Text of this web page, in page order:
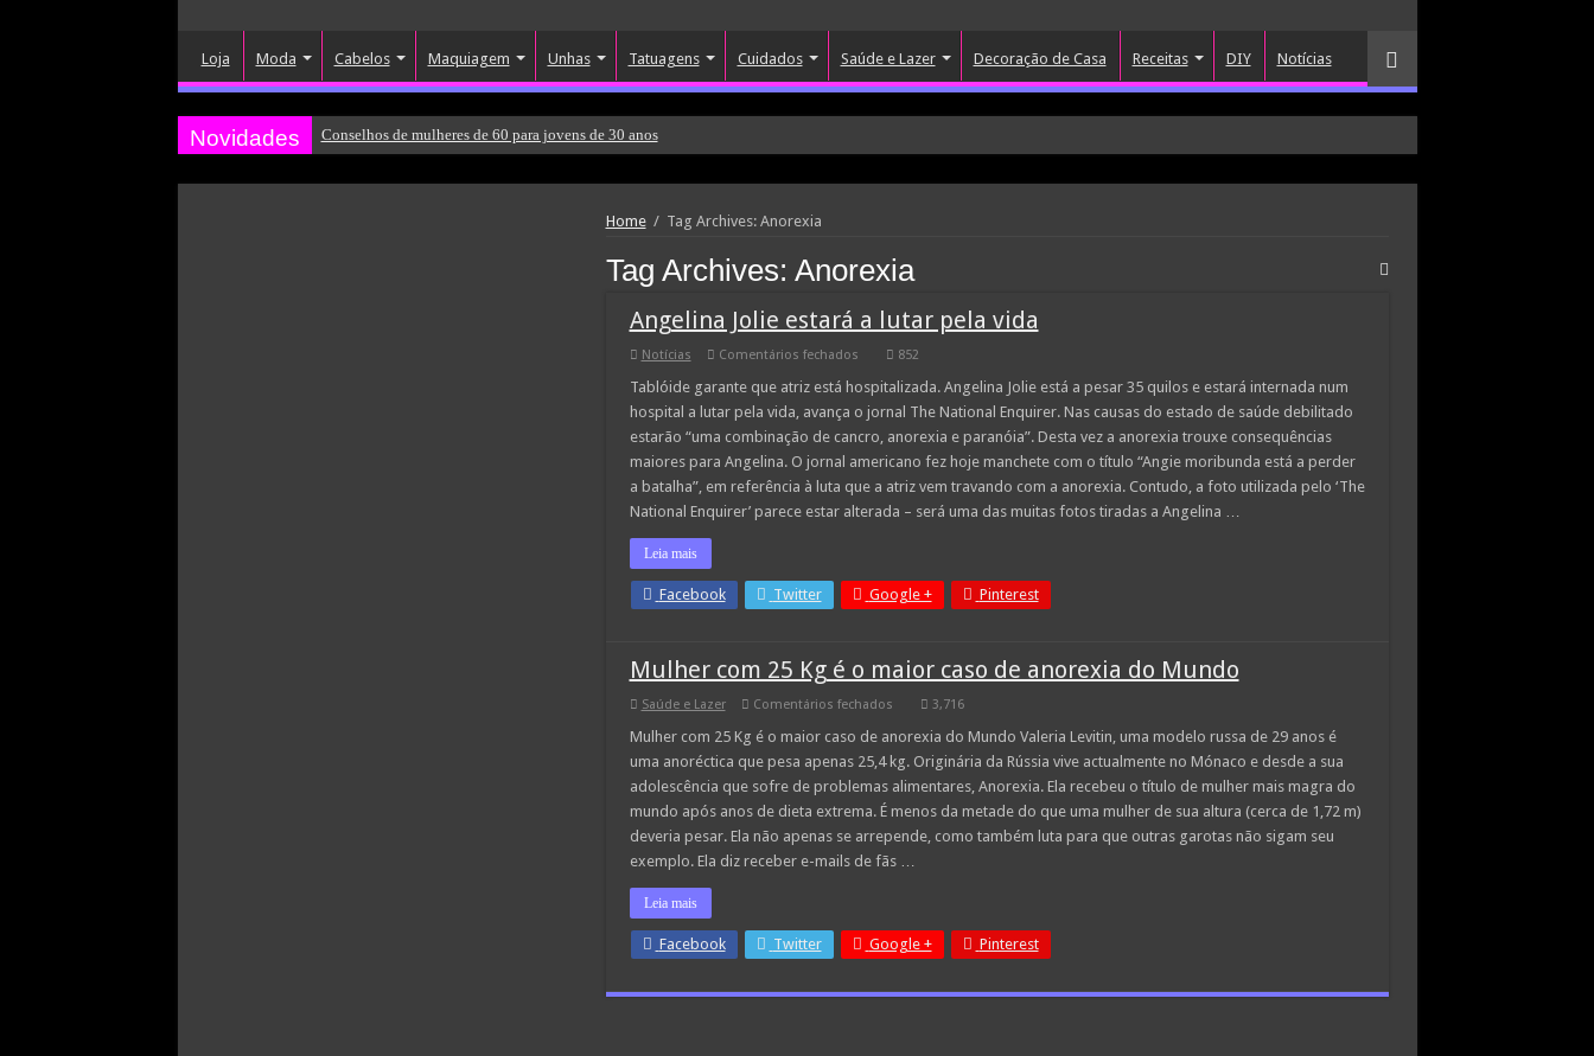
Loja Moda Cabelos Maquiagem Unhas Tatuagens Cuidados Saúde e Lazer Decoração de Casa Receitas DIY Notícias
Novidades Conselhos de mulheres de 60 para jovens de 30 anos
Home / Tag Archives: Anorexia
Tag Archives: Anorexia
Angelina Jolie estará a lutar pela vida
Notícias Comentários fechadosem
Jolie
estará
a
lutar
pela
vida
852
Tablóide garante que atriz está hospitalizada. Angelina Jolie está a pesar 35 quilos e estará internada num
hospital a lutar pela vida, avança o jornal The National Enquirer. Nas causas do estado de saúde debilitado
estarão “uma combinação de cancro, anorexia e paranóia”. Desta vez a anorexia trouxe consequências
maiores para Angelina. O jornal americano fez hoje manchete com o título “Angie moribunda está a perder
a batalha”, em referência à luta que a atriz vem travando com a anorexia. Contudo, a foto utilizada pelo ‘The
National Enquirer’ parece estar alterada – será uma das muitas fotos tiradas a Angelina …
Leia mais
Facebook Twitter Google + Pinterest
Mulher com 25 Kg é o maior caso de anorexia do Mundo
Saúde e Lazer Comentários fechadosem
com
Kg
é
o
maior
caso
de
anorexia
3,716
Mulher com 25 Kg é o maior caso de anorexia do Mundo Valeria Levitin, uma modelo russa de 29 anos é
uma anoréctica que pesa apenas 25,4 kg. Originária da Rússia vive actualmente no Mónaco e desde a sua
adolescência que sofre de problemas alimentares, Anorexia. Ela recebeu o título de mulher mais magra do
mundo após anos de dieta extrema. É menos da metade do que uma mulher de sua altura (cerca de 1,72 m)
deveria pesar. Ela não apenas se arrepende, como também luta para que outras garotas não sigam seu
exemplo. Ela diz receber e-mails de fãs …
Leia mais
Facebook Twitter Google + Pinterest